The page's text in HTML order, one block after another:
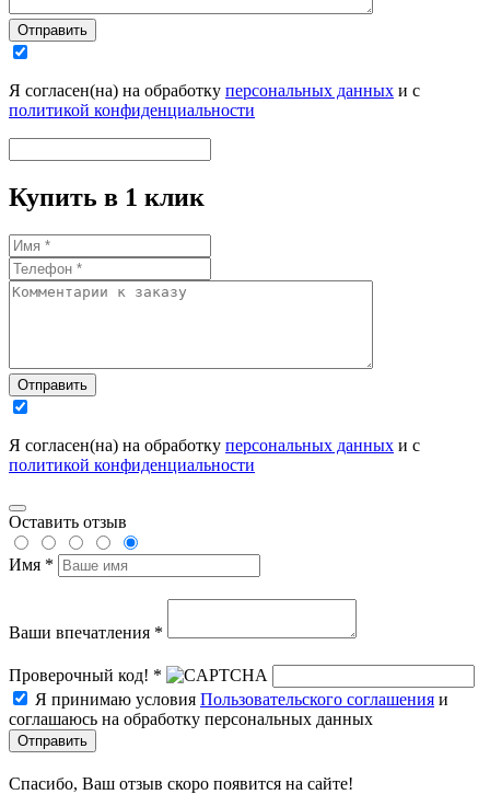
Отправить
Я согласен(на) на обработку персональных данных и с
политикой конфиденциальности
Купить в 1 клик
Отправить
Я согласен(на) на обработку персональных данных и с
политикой конфиденциальности
Оставить отзыв
Имя *
Ваши впечатления *
Проверочный код! *
Я принимаю условия Пользовательского соглашения и
соглашаюсь на обработку персональных данных
Отправить
Спасибо, Ваш отзыв скоро появится на сайте!